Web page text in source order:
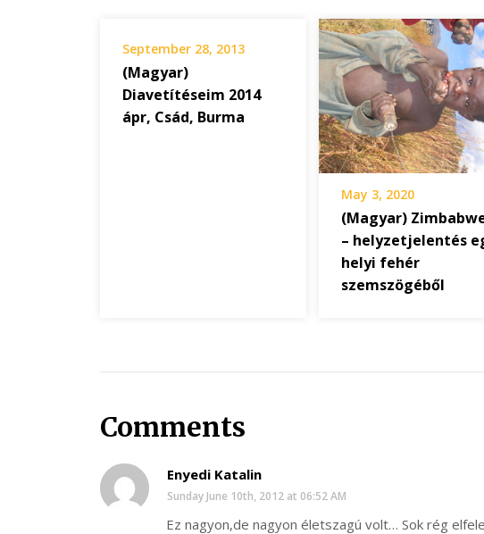
September 28, 2013
(Magyar)
Diavetítéseim 2014
ápr, Csád, Burma
May 3, 2020
(Magyar)
– helyzetjelentés
helyi fehér
szemszögéből
Comments
Enyedi Katalin
Sunday June 10th, 2012 at 06:52 AM
Ez nagyon,de nagyon életszagú volt… Sok rég